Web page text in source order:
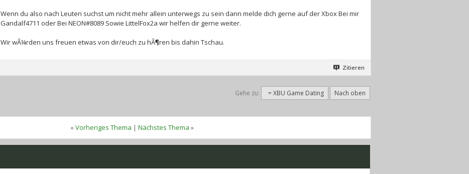
Wenn du also nach Leuten suchst um nicht mehr allein unterwegs zu sein dann melde dich gerne auf der Xbox Bei mir
Gandalf4711 oder Bei NEON#8089 Sowie LittelFox2a wir helfen dir gerne weiter.
Wir wÃ¼rden uns freuen etwas von dir/euch zu hÃ¶ren bis dahin Tschau.
Zitieren
Gehe zu: XBU Game Dating Nach oben
«Vorheriges Thema | Nächstes Thema »